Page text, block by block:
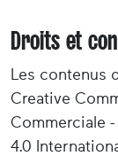
Droits et
Les contenus
Creative
Commerciale
4.0